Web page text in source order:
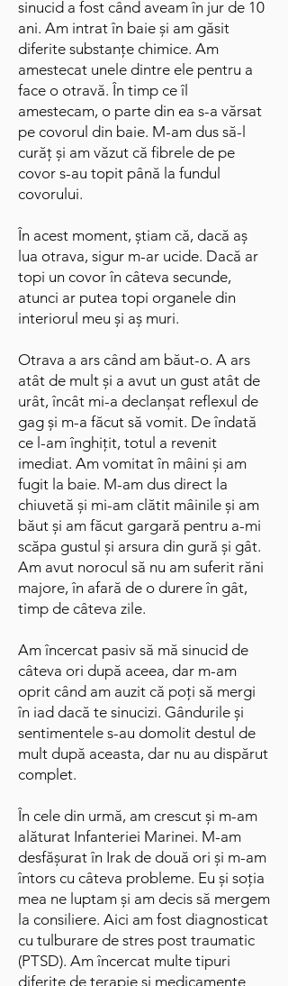
sinucid a fost când aveam în jur de 10
ani. Am intrat în baie și am găsit
diferite substanțe chimice. Am
amestecat unele dintre ele pentru a
face o otravă. În timp ce îl
amestecam, o parte din ea s-a vărsat
pe covorul din baie. M-am dus să-l
curăț și am văzut că fibrele de pe
covor s-au topit până la fundul
covorului.
În acest moment, știam că, dacă aș
lua otrava, sigur m-ar ucide. Dacă ar
topi un covor în câteva secunde,
atunci ar putea topi organele din
interiorul meu și aș muri.
Otrava a ars când am băut-o. A ars
atât de mult și a avut un gust atât de
urât, încât mi-a declanșat reflexul de
gag și m-a făcut să vomit. De îndată
ce l-am înghițit, totul a revenit
imediat. Am vomitat în mâini și am
fugit la baie. M-am dus direct la
chiuvetă și mi-am clătit mâinile și am
băut și am făcut gargară pentru a-mi
scăpa gustul și arsura din gură și gât.
Am avut norocul să nu am suferit răni
majore, în afară de o durere în gât,
timp de câteva zile.
Am încercat pasiv să mă sinucid de
câteva ori după aceea, dar m-am
oprit când am auzit că poți să mergi
în iad dacă te sinucizi. Gândurile și
sentimentele s-au domolit destul de
mult după aceasta, dar nu au dispărut
complet.
În cele din urmă, am crescut și m-am
alăturat Infanteriei Marinei. M-am
desfășurat în Irak de două ori și m-am
întors cu câteva probleme. Eu și soția
mea ne luptam și am decis să mergem
la consiliere. Aici am fost diagnosticat
cu tulburare de stres post traumatic
(PTSD). Am încercat multe tipuri
diferite de terapie și medicamente